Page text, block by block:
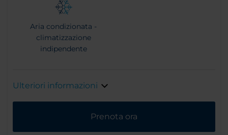
Aria condizionata -
climatizzazione
indipendente
Ulteriori informazioni
Prenota ora